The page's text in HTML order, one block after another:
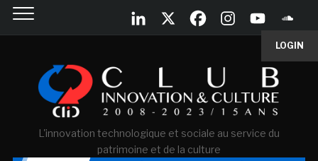
LOGIN
L'innovation technologique et sociale au service du
patrimoine et de la culture